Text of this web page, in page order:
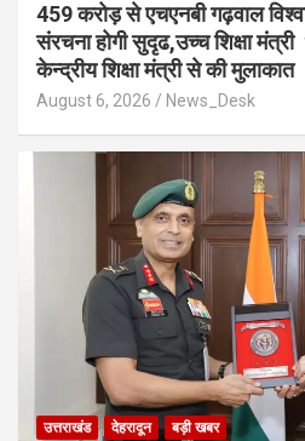
459 करोड़ से एचएनबी गढ़वाल
संरचना होगी सुदृढ,उच्च शिक्षा
केन्द्रीय शिक्षा मंत्री से की मुलाकात
August 6, 2026 News_Desk
उत्तराखंड देहरादून बड़ी खबर